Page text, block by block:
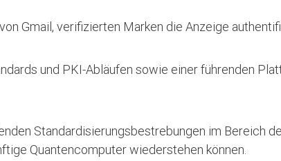
Gmail, verifizierten Marken die Anzeige
und PKI-Abläufen sowie einer führenden
Standardisierungsbestrebungen im Bereich
Quantencomputer wiederstehen können.